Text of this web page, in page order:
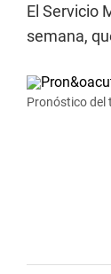
El Servicio
semana,
Pronóstico del